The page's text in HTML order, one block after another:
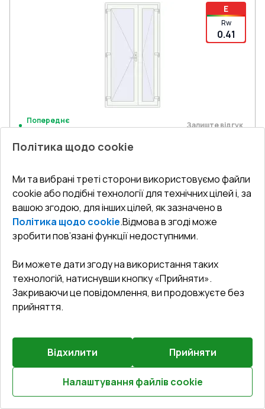
Розрахуй онлайн
E
Rw
0.41
Попереднє
замовлення
Залиште відгук
Білий (RAL 9016) з двох сторін
Профільна система: 3 камерна
Глибина профілю :
Ущільнення
₴48,434.29
₴33,904.00
Детальніше / Змінити
Поріг 24mm (E60)
Докладніше
Політика щодо cookie
Ми та вибрані треті сторони використовуємо файли
cookie або подібні технології для технічних цілей і, за
вашою згодою, для інших цілей, як зазначено в
Політика щодо cookie.Відмова в згоді може
зробити пов’язані функції недоступними.
Ви можете дати згоду на використання таких
технологій, натиснувши кнопку «Прийняти».
Закриваючи це повідомлення, ви продовжуєте без
прийняття.
Відхилити Прийняти
Налаштування файлів cookie